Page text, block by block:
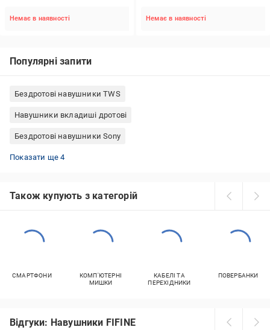
Немає в наявності Немає в наявності
Популярні запити
Бездротові навушники TWS
Навушники вкладиші дротові
Бездротові навушники Sony
Бездротові навушники для Android
Бездротові навушники Marshall
Дротові навушники з мікрофоном
Бездротові навушники JBL
Показати ще 4
Також купують з категорій
СМАРТФОНИ
КОМП'ЮТЕРНІ
МИШКИ
КАБЕЛІ ТА
ПЕРЕХІДНИКИ
ПОВЕРБАНКИ
Відгуки: Навушники FIFINE